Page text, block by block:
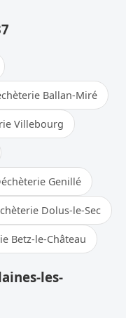
Ballan-Miré
Villebourg
Genillé
Dolus-le-Sec
Betz-le-Château
les-